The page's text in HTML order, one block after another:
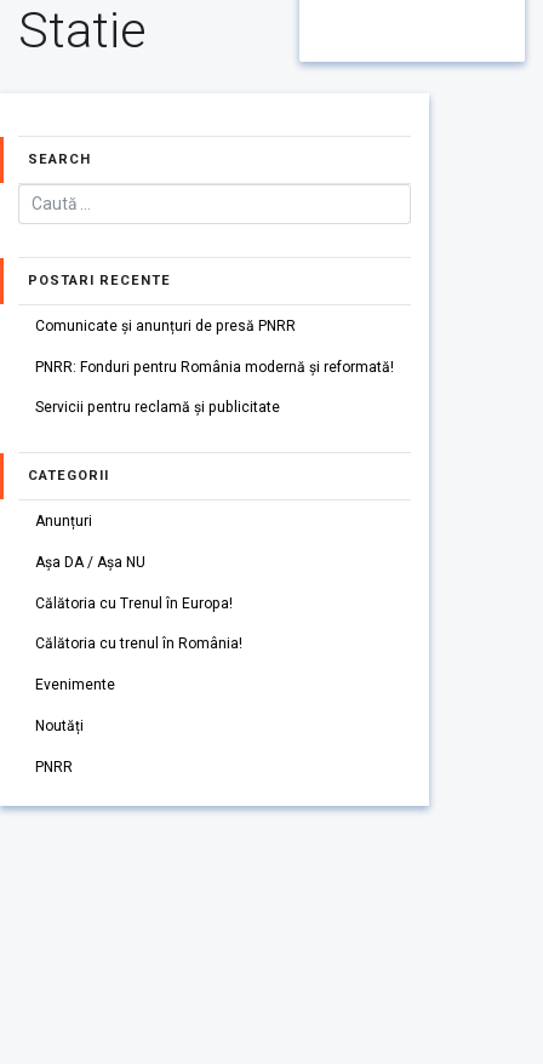
Statie
SEARCH
POSTARI RECENTE
Comunicate și anunțuri de presă PNRR
PNRR: Fonduri pentru România modernă și reformată!
Servicii pentru reclamă și publicitate
CATEGORII
Anunțuri
Așa DA / Așa NU
Călătoria cu Trenul în Europa!
Călătoria cu trenul în România!
Evenimente
Noutăți
PNRR